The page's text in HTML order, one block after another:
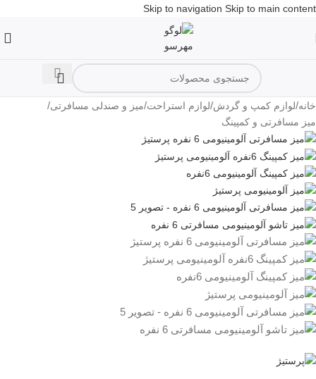
Skip to navigation Skip to main content
خانه/لوازم کمپ و گردش/لوازم استراحت/میز و صندلی مسافرتی/
میز مسافرتی و کمپینگ